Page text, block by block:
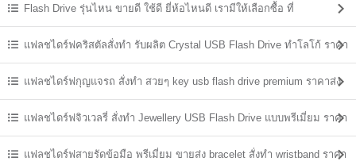
Flash Drive รุ่นไหน ขายดี ใช้ดี ยี่ห้อไหนดี เรามีให้เลือกซื้อ ที่
USBThailand
แฟลชไดร์ฟคริสตัลสั่งทำ รับผลิต Crystal USB Flash Drive ทำโลโก้ ราคา
ส่ง แฟลชไดร์ฟกุญแจรถ สั่งทำ สวยๆ key usb flash drive premium ราคาส่ง
แฟลชไดร์ฟจิวเวลรี่ สั่งทำ Jewellery USB Flash Drive แบบพรีเมี่ยม ราคา
ส่ง แฟลชไดร์ฟสายรัดข้อมือ พรีเมี่ยม ขายส่ง bracelet สั่งทำ wristband ราคา